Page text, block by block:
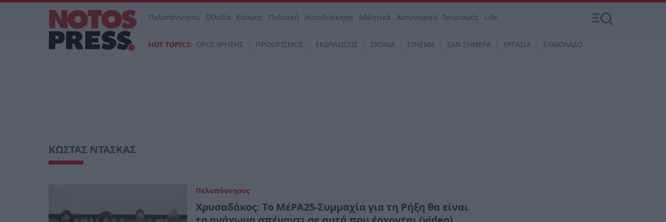
Πελοπόννησος Ελλάδα Κόσμος Πολιτική Αυτοδιοίκηση Αθλητικά Αστυνομικά Τουρισμός Life
HOT TOPICS: ΟΡΟΙ ΧΡΗΣΗΣ ΠΡΟΟΡΙΣΜΟΣ ΕΚΔΗΛΩΣΕΙΣ ΣΧΟΛΙΑ CINEMA ΣΑΝ ΣΗΜΕΡΑ ΕΡΓΑΣΙΑ ΕΛΑΙΟΛΑΔΟ
ΚΩΣΤΑΣ ΝΤΑΣΚΑΣ
Πελοπόννησος
Χρυσαδάκος: Το ΜέΡΑ25-Συμμαχία για τη Ρήξη θα είναι